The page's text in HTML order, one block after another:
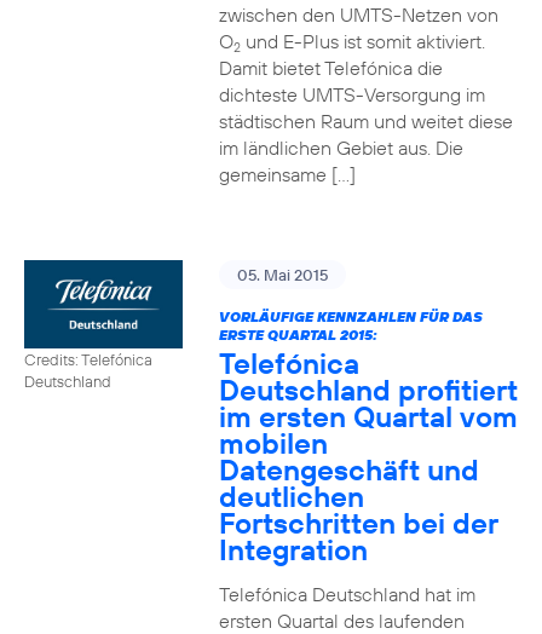
zwischen den UMTS-Netzen von
O2und E-Plus ist somit aktiviert.
Damit bietet Telefónica die
dichteste UMTS-Versorgung im
städtischen Raum und weitet diese
im ländlichen Gebiet aus. Die
gemeinsame […]
Credits: Telefónica
Deutschland
05. Mai 2015
VORLÄUFIGE KENNZAHLEN FÜR DAS
ERSTE QUARTAL 2015:
Telefónica
Deutschland profitiert
im ersten Quartal vom
mobilen
Datengeschäft und
deutlichen
Fortschritten bei der
Integration
Telefónica Deutschland hat im
ersten Quartal des laufenden